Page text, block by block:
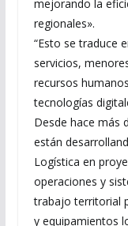
mejorando la
regionales».
“Esto se traduce
servicios,
recursos
tecnologías
Desde hace más
están
Logística en
operaciones y
trabajo territorial
y equipamientos